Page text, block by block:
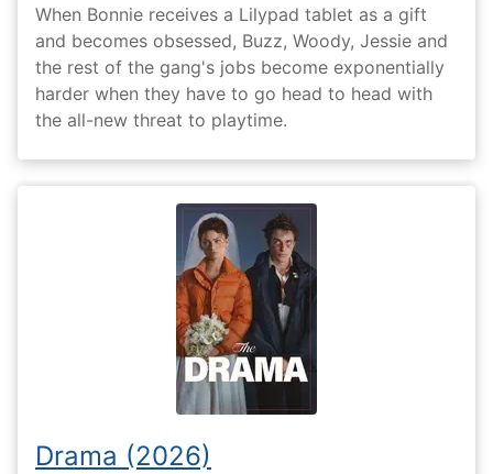
When Bonnie receives a Lilypad tablet as a gift
and becomes obsessed, Buzz, Woody, Jessie and
the rest of the gang's jobs become exponentially
harder when they have to go head to head with
the all-new threat to playtime.
Drama (2026)